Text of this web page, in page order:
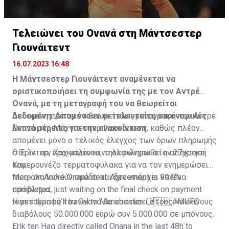
Τελειώνει του Ονανά στη Μάντσεστερ
Γιουνάιτεντ
16.07.2023 16:48
Η Μάντσεστερ Γιουνάιτεντ αναμένεται να
οριστικοποιήσει τη συμφωνία της με τον Αντρέ
Ονανά, με τη μεταγραφή του να θεωρείται
δεδομένη. Απομένουν οι τελευταίες οικονομικές
λεπτομέρειες για την ανακοίνωση.
Δεδομένη πρέπει να θεωρείται η μεταγραφή του Αντρέ
Ονανά στη Μάντσεστερ Γιουνάιτεντ, καθώς πλέον
απομένει μόνο ο τελικός έλεγχος των όρων πληρωμής
στη Ίντερ, προκειμένου να ολοκληρωθεί η απόκτησή
του.
Ο Έρικ τεν Χαχ μάλιστα, τηλεφώνησε στον 27χρονο
Καμερουνέζο τερματοφύλακα για να τον ενημερώσει
πως όλα κυλούν ομάδα και δεν υπάρχει κανένα
πρόβλημα.
More on André Onana deal. Agreement is 99.9%
completed, just waiting on the final check on payment
terms then he’ll travel to Manchester. 🔴🇨🇲#MUFC
Erik ten Hag directly called Onana in the last 48h to
Η μεταγραφή του Ονανά θα κοστίσει στους κόκκινους
διαβόλους 50.000.000 ευρώ συν 5.000.000 σε μπόνους.